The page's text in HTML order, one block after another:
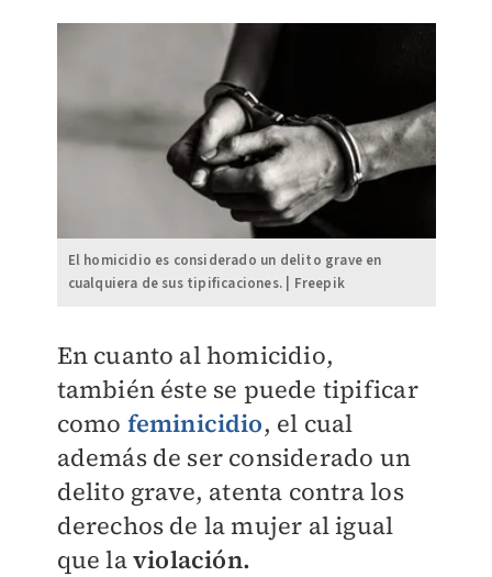
El homicidio es considerado un delito grave en
cualquiera de sus tipificaciones. | Freepik
En cuanto al homicidio,
también éste se puede tipificar
como feminicidio, el cual
además de ser considerado un
delito grave, atenta contra los
derechos de la mujer al igual
que laviolación.